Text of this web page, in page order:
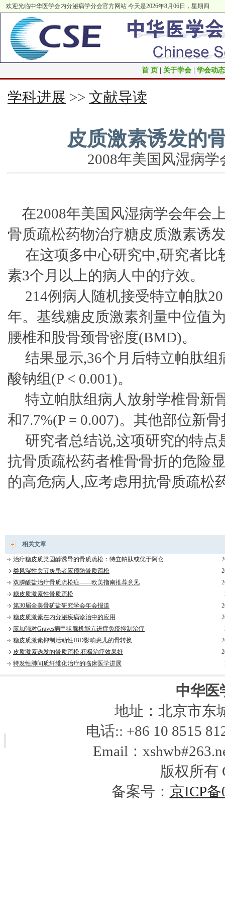
欢迎光临中华医学会内分泌病学分会官方网站 今天是2026年8月06日，星期四
首 页 关于学会 学会动态
学科进展 >> 文献导读
皮质激素诱发的
2008年美国风湿病学
在2008年美国风湿病学会年会
骨质疏松药物治疗糖皮质激素诱
在这项多中心研究中,研究者比
素3个月以上的病人中的疗效。
214例病人随机接受特立帕肽20
年。基线糖皮质激素剂量中位值
腰椎和股骨颈骨密度(BMD)。
结果显示,36个月后特立帕肽组
酸钠组(P < 0.001)。
特立帕肽组病人放射学椎骨新
和7.7%(P = 0.007)。其他部位新
研究者总结说,这项研究的特点
抗骨质疏松药者椎骨骨折的危险
的高危病人,应考虑用抗骨质疏松
相关文章
治疗糖皮质类固醇诱导的骨质疏松：特立帕肽或优于阿仑
类风湿性关节炎患者应预防骨质疏松
双膦酸盐治疗骨质疏松症——欧美指南推荐意见
糖皮质激素性骨质疏松
第30届全美骨矿盐研究学会年会报道
糖皮质激素在内分泌疾病诊治中的应用
应加强对Graves病甲状腺机能亢进症免疫抑制治疗
糖皮质激素抑制活动性IBD影响患儿的骨转换
皮质激素诱发的骨质疏松:积极治疗效果好
特发性肺间质纤维化治疗的临床医学进展
中华医
地址：北京市东
电话:: +86 10 8515
Email：
版权所有
备案号： 京ICP备